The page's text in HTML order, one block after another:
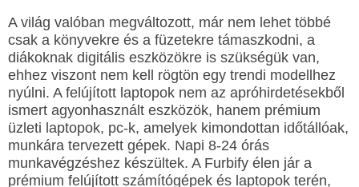
A világ valóban megváltozott, már nem lehet többé
csak a könyvekre és a füzetekre támaszkodni, a
diákoknak digitális eszközökre is szükségük van,
ehhez viszont nem kell rögtön egy trendi modellhez
nyúlni. A felújított laptopok nem az apróhirdetésekből
ismert agyonhasznált eszközök, hanem prémium
üzleti laptopok, pc-k, amelyek kimondottan időtállóak,
munkára tervezett gépek. Napi 8-24 órás
munkavégzéshez készültek. A Furbify élen jár a
prémium felújított számítógépek és laptopok terén,